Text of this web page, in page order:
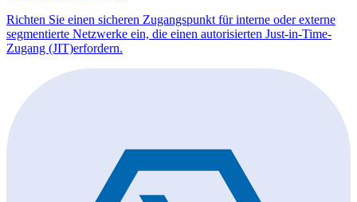
Richten Sie einen sicheren Zugangspunkt für interne oder externe
segmentierte Netzwerke ein, die einen autorisierten Just-in-Time-
Zugang (JIT)erfordern.